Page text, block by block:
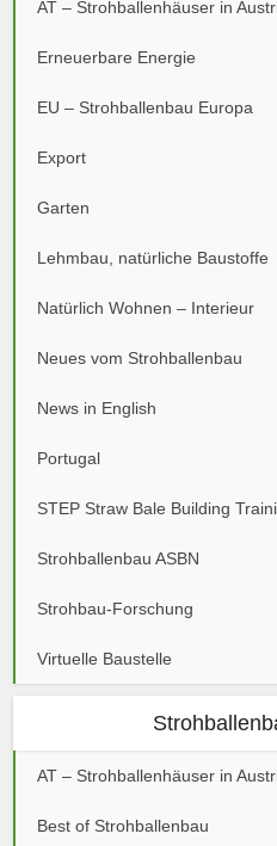
AT – Strohballenhäuser in
Erneuerbare Energie
EU – Strohballenbau Europa
Export
Garten
Lehmbau, natürliche Baustoffe
Natürlich Wohnen – Interieur
Neues vom Strohballenbau
News in English
Portugal
STEP Straw Bale Building
Strohballenbau ASBN
Strohbau-Forschung
Virtuelle Baustelle
AT – Strohballenhäuser in
Best of Strohballenbau